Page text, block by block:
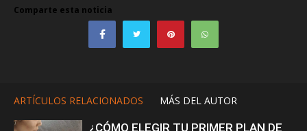
Comparte esta noticia
ARTÍCULOS RELACIONADOS MÁS DEL AUTOR
¿CÓMO ELEGIR TU PRIMER PLAN DE